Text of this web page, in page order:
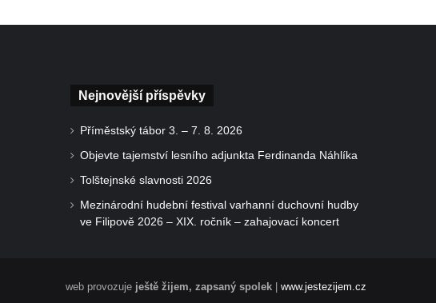
Nejnovější příspěvky
Příměstský tábor 3. – 7. 8. 2026
Objevte tajemství lesního adjunkta Ferdinanda Náhlíka
Tolštejnské slavnosti 2026
Mezinárodní hudební festival varhanní duchovní hudby
ve Filipově 2026 – XIX. ročník – zahajovací koncert
web provozuje ještě žijem, zapsaný spolek www.jestezijem.cz